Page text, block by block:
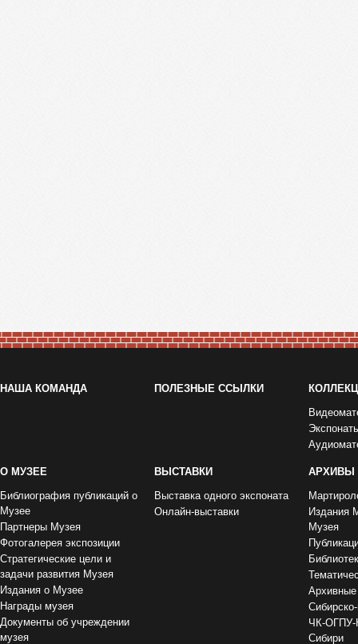
НАША КОМАНДА ПОЛЕЗНЫЕ ССЫЛКИ
О МУЗЕЕ
Библиография публикаций о
Музее
Партнеры Музея
Фотогалерея экспозиции
Стратегические цели и
задачи развития Музея
Издания о Музее
Награды музея
Документы об учреждении
музея
ВЫСТАВКИ
Выставка одного экспоната
Онлайн-выставки
АРХИВЫ
Издания
Музея
ЧК-
Сибири